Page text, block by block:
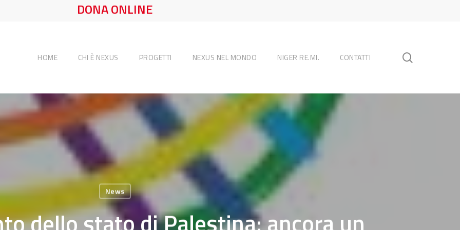
DONA ONLINE
HOME CHI È NEXUS PROGETTI NEXUS NEL MONDO NIGER RE.MI. CONTATTI
News